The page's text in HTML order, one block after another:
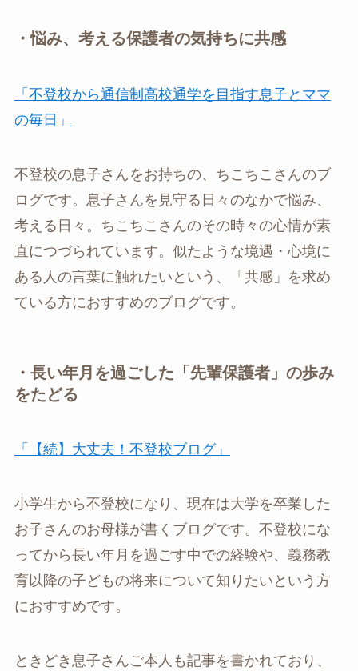
・悩み、考える保護者の気持ちに共感
「不登校から通信制高校通学を目指す息子とママ
の毎日」
不登校の息子さんをお持ちの、ちこちこさんのブ
ログです。息子さんを見守る日々のなかで悩み、
考える日々。ちこちこさんのその時々の心情が素
直につづられています。似たような境遇・心境に
ある人の言葉に触れたいという、「共感」を求め
ている方におすすめのブログです。
・長い年月を過ごした「先輩保護者」の歩み
をたどる
「【続】大丈夫！不登校ブログ」
小学生から不登校になり、現在は大学を卒業した
お子さんのお母様が書くブログです。不登校にな
ってから長い年月を過ごす中での経験や、義務教
育以降の子どもの将来について知りたいという方
におすすめです。
ときどき息子さんご本人も記事を書かれており、